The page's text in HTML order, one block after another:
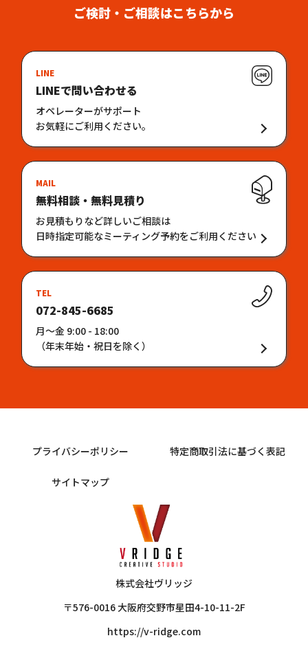
ご検討・ご相談はこちらから
LINE
LINEで問い合わせる
オペレーターがサポート
お気軽にご利用ください。
MAIL
無料相談・無料見積り
お見積もりなど詳しいご相談は
日時指定可能なミーティング予約をご利用ください
TEL
072-845-6685
月〜金 9:00 - 18:00
（年末年始・祝日を除く）
プライバシーポリシー 特定商取引法に基づく表記
サイトマップ
株式会社ヴリッジ
〒576-0016 大阪府交野市星田4-10-11-2F
https://v-ridge.com